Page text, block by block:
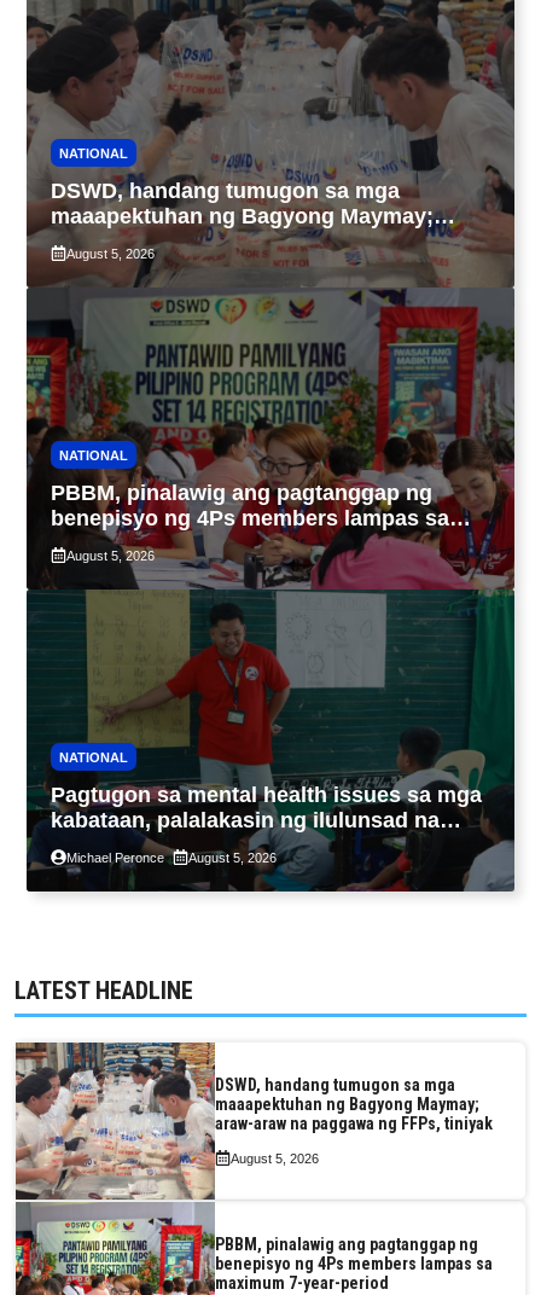
NATIONAL
DSWD, handang tumugon sa mga
maaapektuhan ng Bagyong Maymay;
araw-araw na paggawa ng FFPs, tiniyak
August 5, 2026
NATIONAL
PBBM, pinalawig ang pagtanggap ng
benepisyo ng 4Ps members lampas sa
maximum 7-year-period
August 5, 2026
NATIONAL
Pagtugon sa mental health issues sa mga
kabataan, palalakasin ng ilulunsad na
‘Tara, Usap!’ program ng DSWD
Michael Peronce August 5, 2026
LATEST HEADLINE
DSWD, handang tumugon sa mga
maaapektuhan ng Bagyong Maymay;
araw-araw na paggawa ng FFPs, tiniyak
August 5, 2026
PBBM, pinalawig ang pagtanggap ng
benepisyo ng 4Ps members lampas sa
maximum 7-year-period